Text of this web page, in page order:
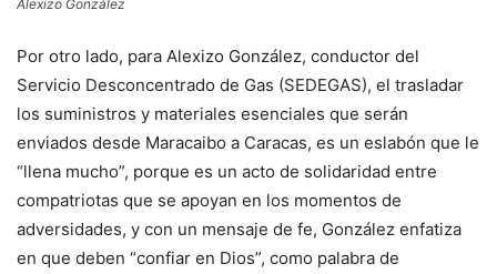
Alexizo González
Por otro lado, para Alexizo González, conductor del
Servicio Desconcentrado de Gas (SEDEGAS), el trasladar
los suministros y materiales esenciales que serán
enviados desde Maracaibo a Caracas, es un eslabón que le
“llena mucho”, porque es un acto de solidaridad entre
compatriotas que se apoyan en los momentos de
adversidades, y con un mensaje de fe, González enfatiza
en que deben “confiar en Dios”, como palabra de